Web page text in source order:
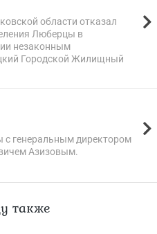
области отказал
Люберцы в
незаконным
Городской Жилищный
генеральным директором
Азизовым.
также